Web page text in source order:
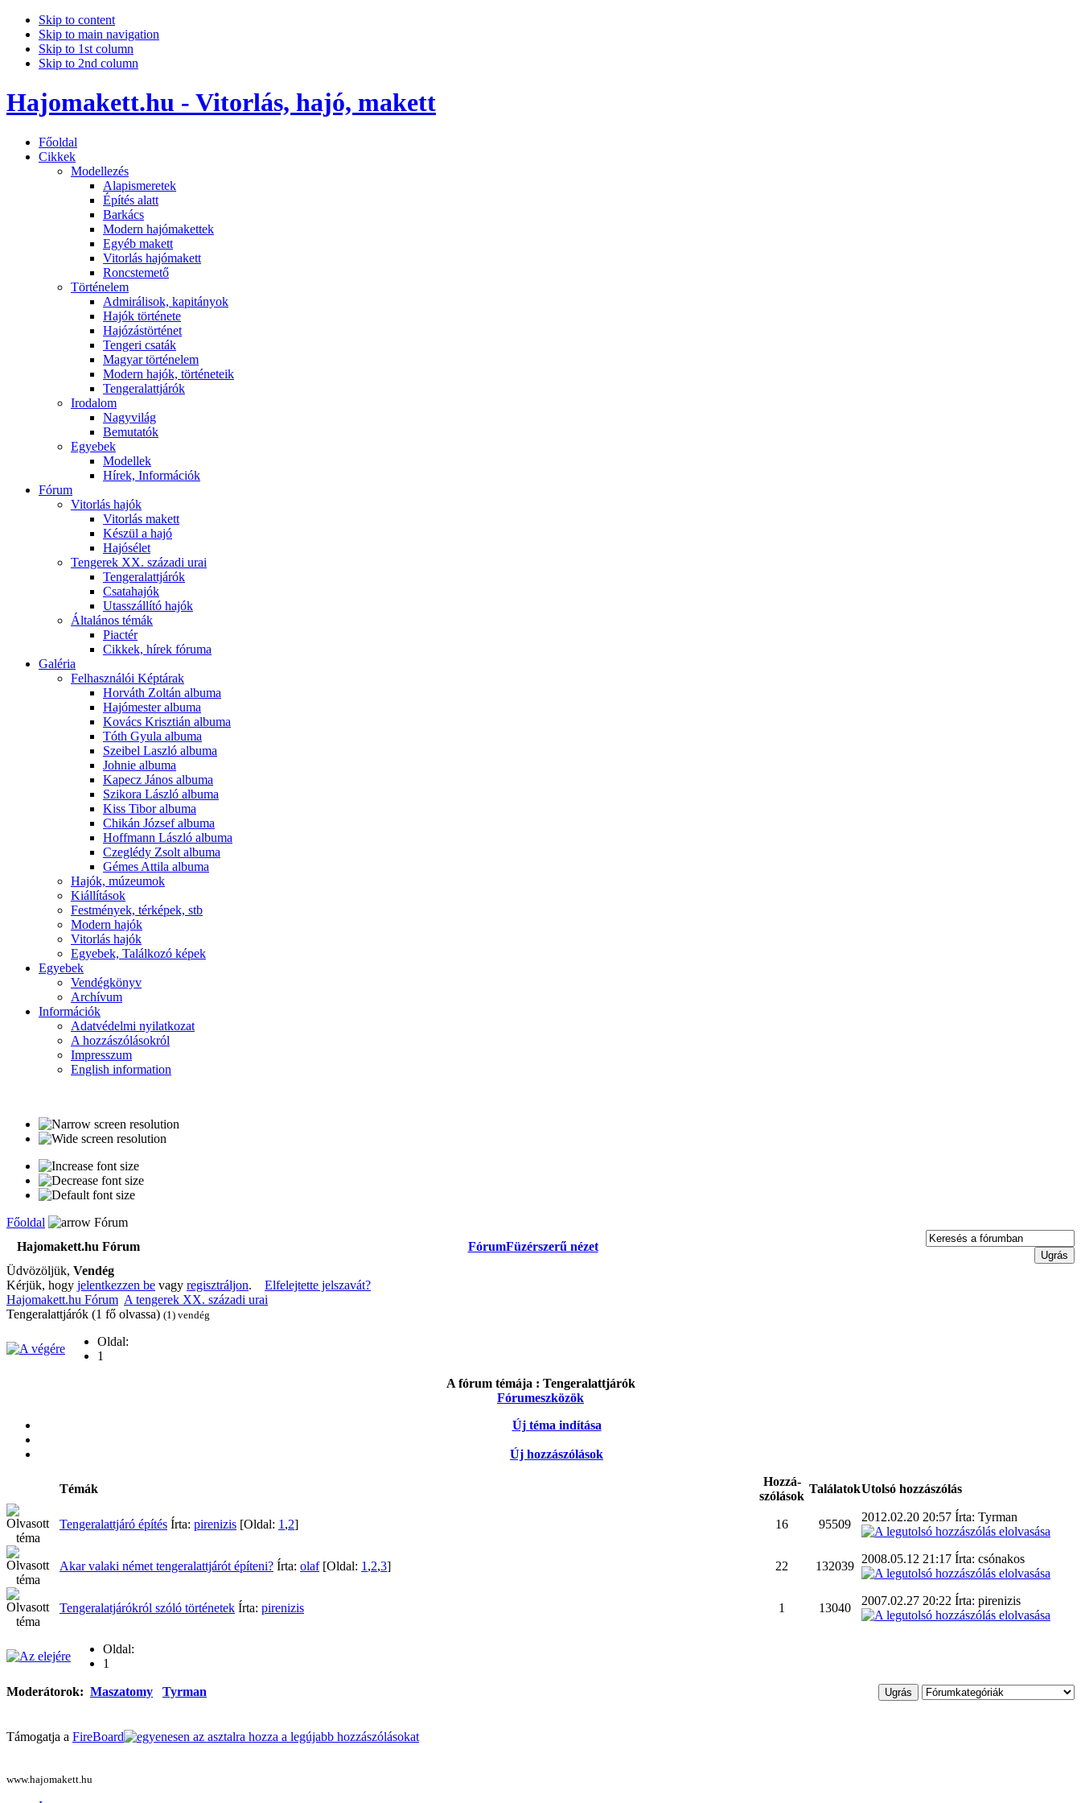
Skip to content
Skip to main navigation
Skip to 1st column
Skip to 2nd column
Hajomakett.hu - Vitorlás, hajó, makett
Főoldal
Cikkek
Modellezés
Alapismeretek
Építés alatt
Barkács
Modern hajómakettek
Egyéb makett
Vitorlás hajómakett
Roncstemető
Történelem
Admirálisok, kapitányok
Hajók története
Hajózástörténet
Tengeri csaták
Magyar történelem
Modern hajók, történeteik
Tengeralattjárók
Irodalom
Nagyvilág
Bemutatók
Egyebek
Modellek
Hírek, Információk
Fórum
Vitorlás hajók
Vitorlás makett
Készül a hajó
Hajósélet
Tengerek XX. századi urai
Tengeralattjárók
Csatahajók
Utasszállító hajók
Általános témák
Piactér
Cikkek, hírek fóruma
Galéria
Felhasználói Képtárak
Horváth Zoltán albuma
Hajómester albuma
Kovács Krisztián albuma
Tóth Gyula albuma
Szeibel Laszló albuma
Johnie albuma
Kapecz János albuma
Szikora László albuma
Kiss Tibor albuma
Chikán József albuma
Hoffmann László albuma
Czeglédy Zsolt albuma
Gémes Attila albuma
Hajók, múzeumok
Kiállítások
Festmények, térképek, stb
Modern hajók
Vitorlás hajók
Egyebek, Találkozó képek
Egyebek
Vendégkönyv
Archívum
Információk
Adatvédelmi nyilatkozat
A hozzászólásokról
Impresszum
English information
Főoldal
Fórum
Hajomakett.hu Fórum
FórumFüzérszerű nézet
Üdvözöljük, Vendég
Kérjük, hogy jelentkezzen be vagy regisztráljon. Elfelejtette jelszavát?
Hajomakett.hu Fórum A tengerek XX. századi urai
Tengeralattjárók (1 fő olvassa) (1) vendég
Oldal:
1
A fórum témája : Tengeralattjárók
Fórumeszközök
Új téma indítása
Új hozzászólások
Témák
Hozzá-
szólások
TalálatokUtolsó hozzászólás
Tengeralattjáró építés Írta: pirenizis [Oldal: 1 ,2] 16 95509
2012.02.20 20:57 Írta: Tyrman
Akar valaki német tengeralattjárót építeni? Írta: olaf [Oldal: 1 ,2,3] 22 132039
2008.05.12 21:17 Írta: csónakos
Tengeralatjárókról szóló történetek Írta: pirenizis 1 13040
2007.02.27 20:22 Írta: pirenizis
Oldal:
1
Moderátorok: Maszatomy Tyrman
Támogatja a FireBoard
www.hajomakett.hu